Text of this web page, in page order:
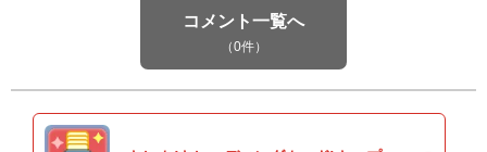
コメント一覧へ
（0件）